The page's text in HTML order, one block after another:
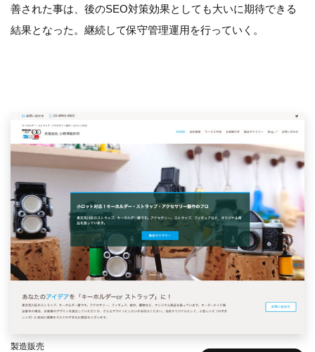
善された事は、後のSEO対策効果としても大いに期待できる
結果となった。継続して保守管理運用を行っていく。
製造販売